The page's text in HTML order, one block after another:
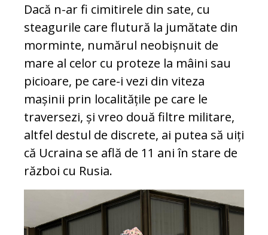
Dacă n-ar fi cimitirele din sate, cu
steagurile care flutură la jumătate din
morminte, numărul neobișnuit de
mare al celor cu proteze la mâini sau
picioare, pe care-i vezi din viteza
mașinii prin localitățile pe care le
traversezi, și vreo două filtre militare,
altfel destul de discrete, ai putea să uiți
că Ucraina se află de 11 ani în stare de
război cu Rusia.